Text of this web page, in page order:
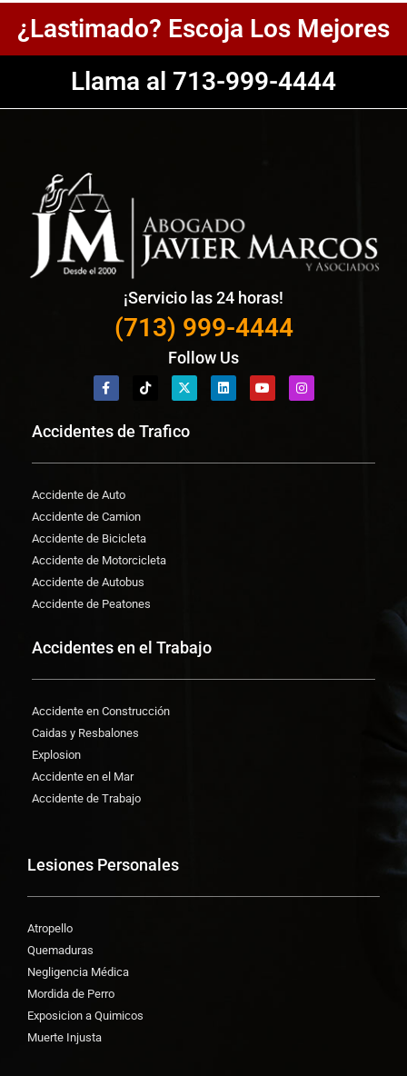
¿Lastimado? Escoja Los Mejores
Llama al 713-999-4444
¡Servicio las 24 horas!
(713) 999-4444
Follow Us
Accidentes de Trafico
Accidente de Auto
Accidente de Camion
Accidente de Bicicleta
Accidente de Motorcicleta
Accidente de Autobus
Accidente de Peatones
Accidentes en el Trabajo
Accidente en Construcción
Caidas y Resbalones
Explosion
Accidente en el Mar
Accidente de Trabajo
Lesiones Personales
Atropello
Quemaduras
Negligencia Médica
Mordida de Perro
Exposicion a Quimicos
Muerte Injusta